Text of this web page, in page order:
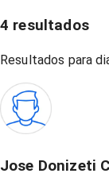
4 resultados
Resultados para
Jose Donizeti